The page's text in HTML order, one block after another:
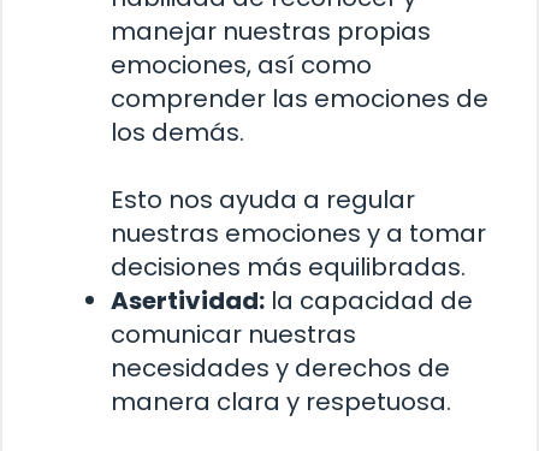
manejar nuestras propias
emociones, así como
comprender las emociones de
los demás.
Esto nos ayuda a regular
nuestras emociones y a tomar
decisiones más equilibradas.
Asertividad: la capacidad de
comunicar nuestras
necesidades y derechos de
manera clara y respetuosa.